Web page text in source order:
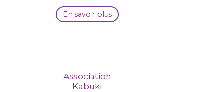
En savoir plus
Association
Kabuki